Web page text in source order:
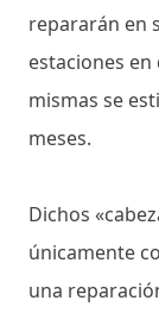
repararán en
estaciones
mismas se
meses.
Dichos
únicamente
una